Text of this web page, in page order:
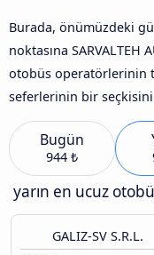
Burada, önümüzdeki
noktasına SARVALTEH
otobüs operatörlerinin
seferlerinin bir
Bugün
944 ₺
yarın en ucuz
GALIZ-SV S.R.L.